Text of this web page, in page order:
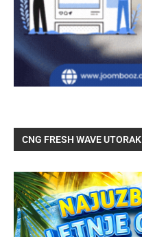
CNG FRESH WAVE UTORAK